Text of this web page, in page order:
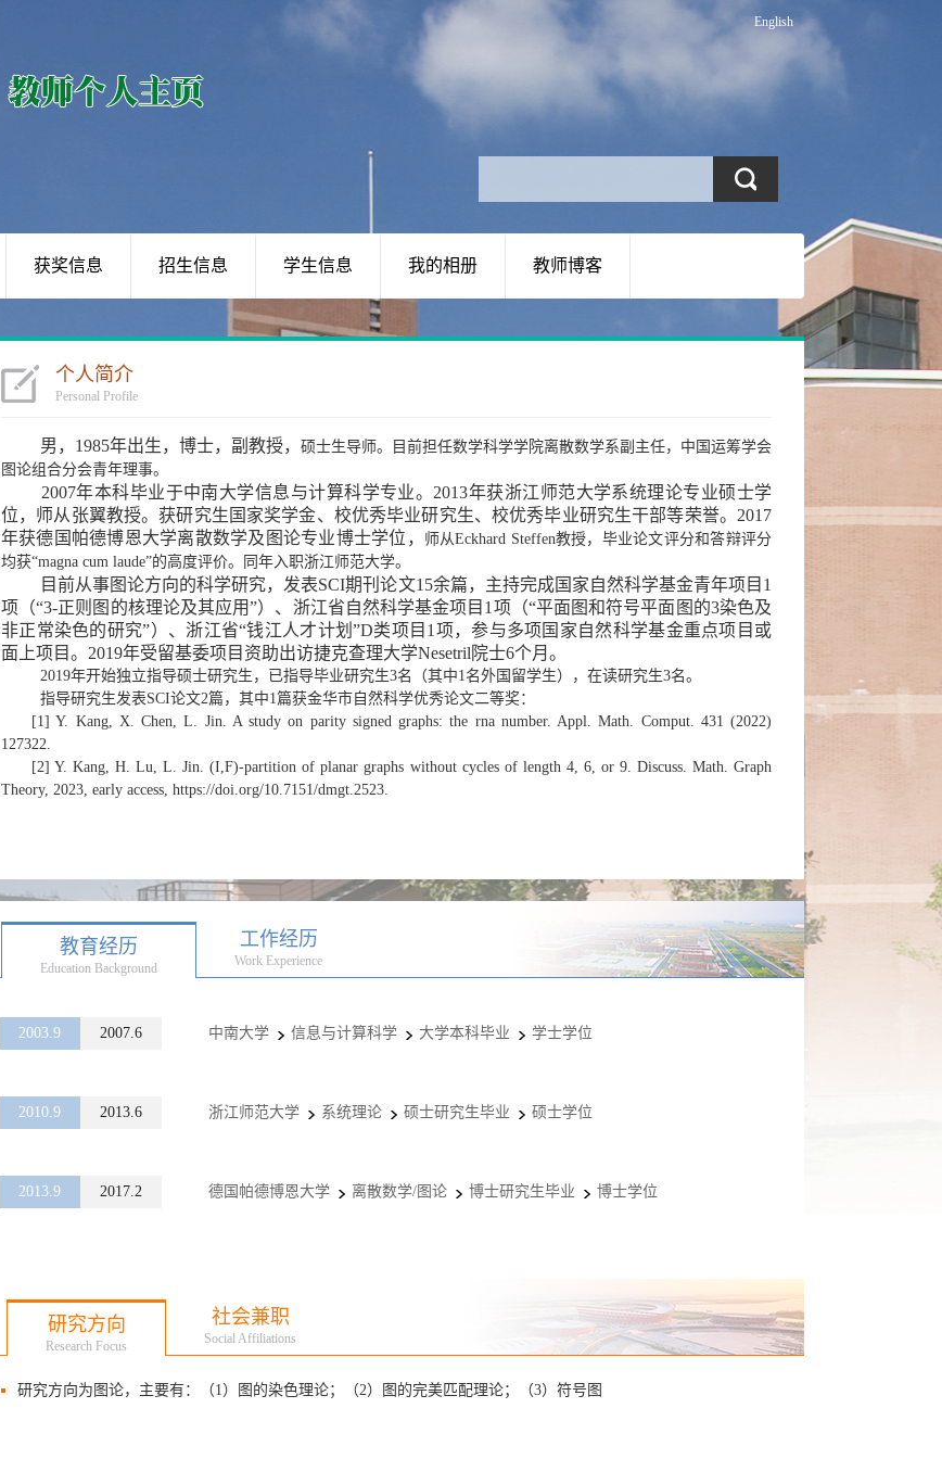
English
获奖信息 招生信息 学生信息 我的相册 教师博客
个人简介
Personal Profile
男，1985年出生，博士，副教授， 硕士生导师。目前担任数学科学学院离散数学系副主任，中国运筹学会
图论组合分会青年理事。
2007年本科毕业于中南大学信息与计算科学专业。2013年获浙江师范大学系统理论专业硕士学
位，师从张翼教授。获研究生国家奖学金、校优秀毕业研究生、校优秀毕业研究生干部等荣誉。2017
年获德国帕德博恩大学离散数学及图论专业博士学位，
师从Eckhard Steffen教授，毕业论文评分和答辩评分
均获“magna cum laude”的高度评价。同年入职浙江师范大学。
目前从事图论方向的科学研究，发表SCI期刊论文15余篇，主持完成国家自然科学基金青年项目1
项（“3-正则图的核理论及其应用”）、浙江省自然科学基金项目1项（“平面图和符号平面图的3染色及
非正常染色的研究”）、浙江省“钱江人才计划”D类项目1项，参与多项国家自然科学基金重点项目或
面上项目。2019年受留基委项目资助出访捷克查理大学Nesetril院士6个月。
2019年开始独立指导硕士研究生，已指导毕业研究生3名（其中1名外国留学生），在读研究生3名。
指导研究生发表SCI论文2篇，其中1篇获金华市自然科学优秀论文二等奖：
[1] Y. Kang, X. Chen, L. Jin. A study on parity signed graphs: the rna number. Appl. Math. Comput. 431 (2022)
127322.
[2] Y. Kang, H. Lu, L. Jin. (I,F)-partition of planar graphs without cycles of length 4, 6, or 9. Discuss. Math. Graph
Theory, 2023, early access, https://doi.org/10.7151/dmgt.2523.
教育经历
Education Background
工作经历
Work Experience
2003.9 2007.6 中南大学 信息与计算科学 大学本科毕业 学士学位
2010.9 2013.6 浙江师范大学 系统理论 硕士研究生毕业 硕士学位
2013.9 2017.2 德国帕德博恩大学 离散数学/图论 博士研究生毕业 博士学位
研究方向
Research Focus
社会兼职
Social Affiliations
研究方向为图论，主要有：（1）图的染色理论；（2）图的完美匹配理论；（3）符号图